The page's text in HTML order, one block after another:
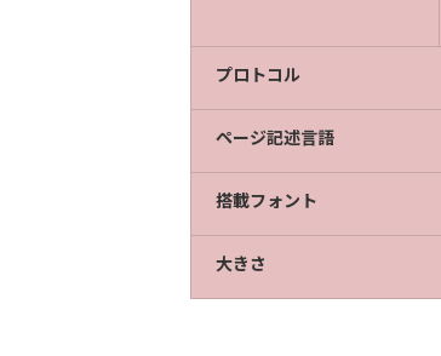
プロトコル
ページ記述言語
搭載フォント
大きさ